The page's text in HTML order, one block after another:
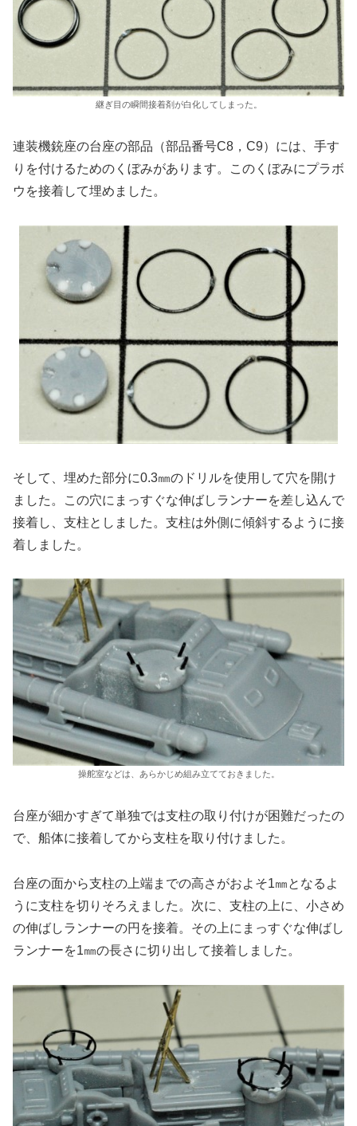
継ぎ目の瞬間接着剤が白化してしまった。
連装機銃座の台座の部品（部品番号C8，C9）には、手す
りを付けるためのくぼみがあります。このくぼみにプラボ
ウを接着して埋めました。
そして、埋めた部分に0.3㎜のドリルを使用して穴を開け
ました。この穴にまっすぐな伸ばしランナーを差し込んで
接着し、支柱としました。支柱は外側に傾斜するように接
着しました。
操舵室などは、あらかじめ組み立てておきました。
台座が細かすぎて単独では支柱の取り付けが困難だったの
で、船体に接着してから支柱を取り付けました。
台座の面から支柱の上端までの高さがおよそ1㎜となるよ
うに支柱を切りそろえました。次に、支柱の上に、小さめ
の伸ばしランナーの円を接着。その上にまっすぐな伸ばし
ランナーを1㎜の長さに切り出して接着しました。